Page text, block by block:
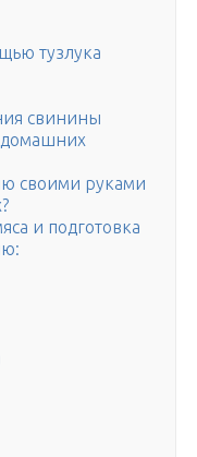
тузлука
свинины
домашних
своими руками
и подготовка